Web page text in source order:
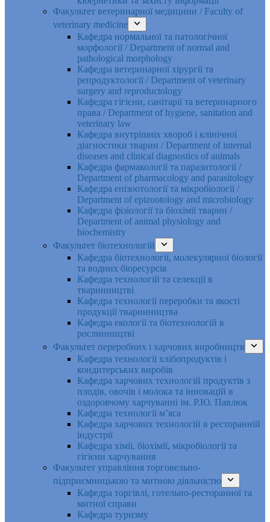
Факультет ветеринарної медицини / Faculty of
veterinary medicine
Кафедра нормальної та патологічної
морфології / Department of normal and
pathological morphology
Кафедра ветеринарної хірургії та
репродуктології / Department of veterinary
surgery and reproductology
Кафедра гігієни, санітарії та ветеринарного
права / Department of hygiene, sanitation and
veterinary law
Кафедра внутрішніх хвороб і клінічної
діагностики тварин / Department of internal
diseases and clinical diagnostics of animals
Кафедра фармакології та паразитології /
Department of pharmacology and parasitology
Кафедра епізоотології та мікробіології /
Department of epizootology and microbiology
Кафедра фізіології та біохімії тварин /
Department of animal physiology and
biochemistry
Факультет біотехнологій
Кафедра біотехнології, молекулярної біології
та водних біоресурсів
Кафедра технологій та селекції в
тваринництві
Кафедра технології переробки та якості
продукції тваринництва
Кафедра екології та біотехнологій в
рослинництві
Факультет переробних і харчових виробництв
Кафедра технології хлібопродуктів і
кондитерських виробів
Кафедра харчових технологій продуктів з
плодів, овочів і молока та інновацій в
оздоровчому харчуванні ім. Р.Ю. Павлюк
Кафедра технології м’яса
Кафедра харчових технологій в ресторанній
індустрії
Кафедра хімії, біохімії, мікробіології та
гігієни харчування
Факультет управління торговельно-
підприємницькою та митною діяльністю
Кафедра торгівлі, готельно-ресторанної та
митної справи
Кафедра туризму